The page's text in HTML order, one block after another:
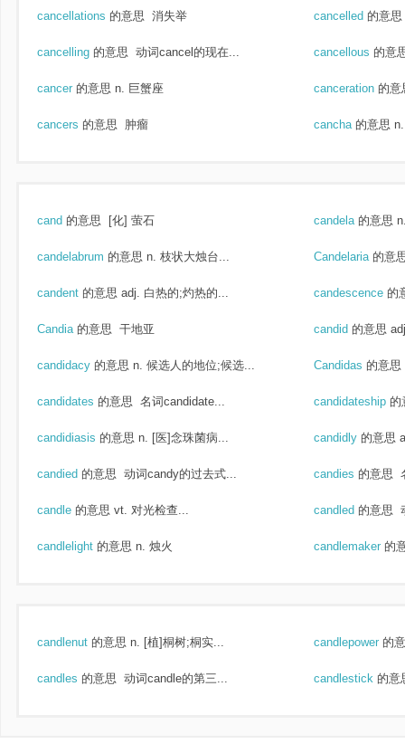
cancellations 的意思 消失举 cancelled 的意思
cancelling 的意思 动词cancel的现在... cancellous 的意
cancer 的意思 n. 巨蟹座 canceration 的意
cancers 的意思 肿瘤 cancha 的意思
cand 的意思 [化] 萤石 candela 的意思
candelabrum 的意思 n. 枝状大烛台... Candelaria 的意
candent 的意思 adj. 白热的;灼热的... candescence 的
Candia 的意思 干地亚 candid 的意思
candidacy 的意思 n. 候选人的地位;候选... Candidas 的意思
candidates 的意思 名词candidate... candidateship 的
candidiasis 的意思 n. [医]念珠菌病... candidly 的意思
candied 的意思 动词candy的过去式... candies 的意思
candle 的意思 vt. 对光检查... candled 的意思
candlelight 的意思 n. 烛火 candlemaker 的
candlenut 的意思 n. [植]桐树;桐实... candlepower 的
candles 的意思 动词candle的第三... candlestick 的意